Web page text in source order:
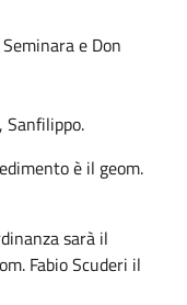
e Don
Sanfilippo.
è il geom.
sarà il
Fabio Scuderi il